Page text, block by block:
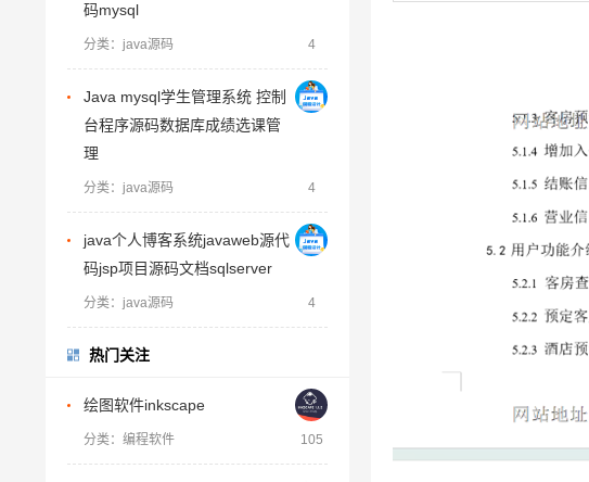
码mysql
分类：java源码 4
Java mysql学生管理系统 控制
台程序源码数据库成绩选课管
理
分类：java源码 4
java个人博客系统javaweb源代
码jsp项目源码文档sqlserver
分类：java源码 4
热门关注
绘图软件inkscape
分类：编程软件 105